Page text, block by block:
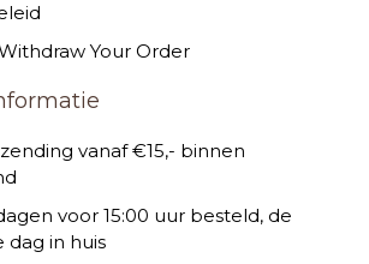
Your Order
vanaf €15,- binnen
voor 15:00 uur besteld, de
dag in huis